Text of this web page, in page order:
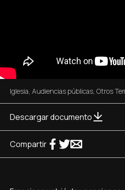
Iglesia, Audiencias públicas, Otros
Descargar documento
Compartir